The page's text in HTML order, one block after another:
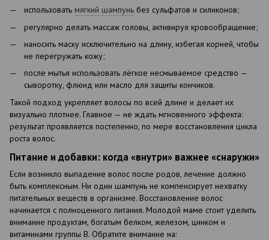
использовать мягкий шампунь без сульфатов и силиконов;
регулярно делать массаж головы, активируя кровообращение;
наносить маску исключительно на длину, избегая корней, чтобы
не перегружать кожу;
после мытья использовать лёгкое несмываемое средство —
сыворотку, флюид или масло для защиты кончиков.
Такой подход укрепляет волосы по всей длине и делает их
визуально плотнее. Главное — не ждать мгновенного эффекта:
результат проявляется постепенно, по мере восстановления цикла
роста волос.
Питание и добавки: когда «внутри» важнее «снаружи»
Если возникло выпадение волос после родов, лечение должно
быть комплексным. Ни один шампунь не компенсирует нехватку
питательных веществ в организме. Восстановление волос
начинается с полноценного питания. Молодой маме стоит уделить
внимание продуктам, богатым белком, железом, цинком и
витаминами группы B. Обратите внимание на: